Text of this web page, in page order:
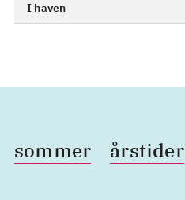
I haven
sommer årstider